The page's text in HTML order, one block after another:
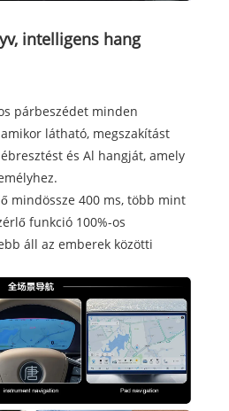
intelligens hang
párbeszédet minden
látható, megszakítást
és Al hangját, amely
mindössze 400 ms, több mint
funkció 100%-os
áll az emberek közötti